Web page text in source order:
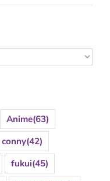
Anime(63)
conny(42)
fukui(45)